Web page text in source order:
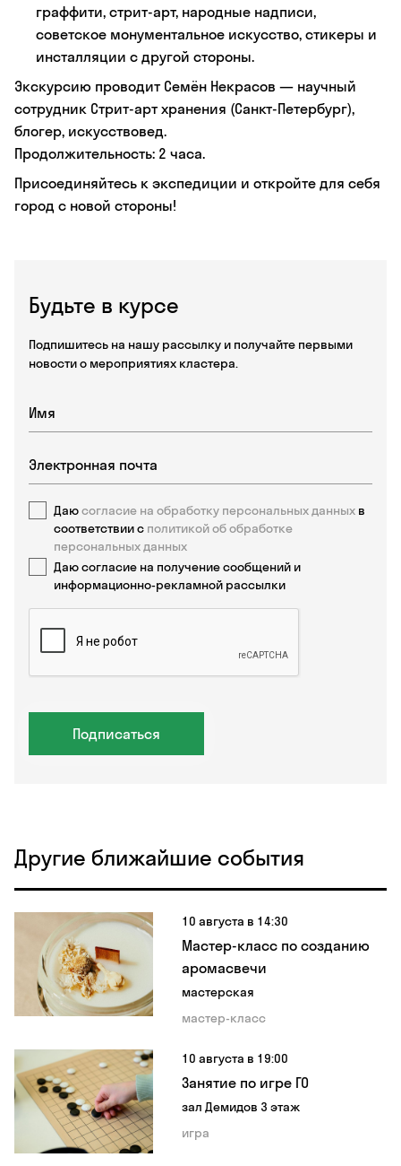
Будьте в курсе
Подпишитесь на нашу рассылку и получайте первыми
новости о мероприятиях кластера.
Даюсогласие на обработку персональных данных в
соответствии с политикой об обработке
персональных данных
Даю согласие на получение сообщений и
информационно-рекламной рассылки
Подписаться
граффити, стрит-арт, народные надписи,
советское монументальное искусство, стикеры и
инсталляции с другой стороны.
Экскурсию проводит Семён Некрасов — научный
сотрудник Стрит-арт хранения (Санкт-Петербург),
блогер, искусствовед.
Продолжительность: 2 часа.
Присоединяйтесь к экспедиции и откройте для себя
город с новой стороны!
Другие ближайшие события
10 августа в 14:30
Мастер-класс по созданию
аромасвечи
мастерская
мастер-класс
10 августа в 19:00
Занятие по игре ГО
зал Демидов 3 этаж
игра